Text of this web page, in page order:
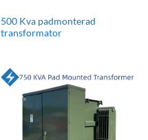
500 Kva padmonterad
transformator